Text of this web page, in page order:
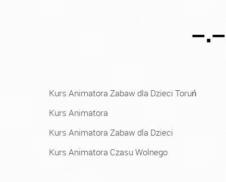
Kurs Animatora Zabaw dla Dzieci Toruń
Kurs Animatora
Kurs Animatora Zabaw dla Dzieci
Kurs Animatora Czasu Wolnego